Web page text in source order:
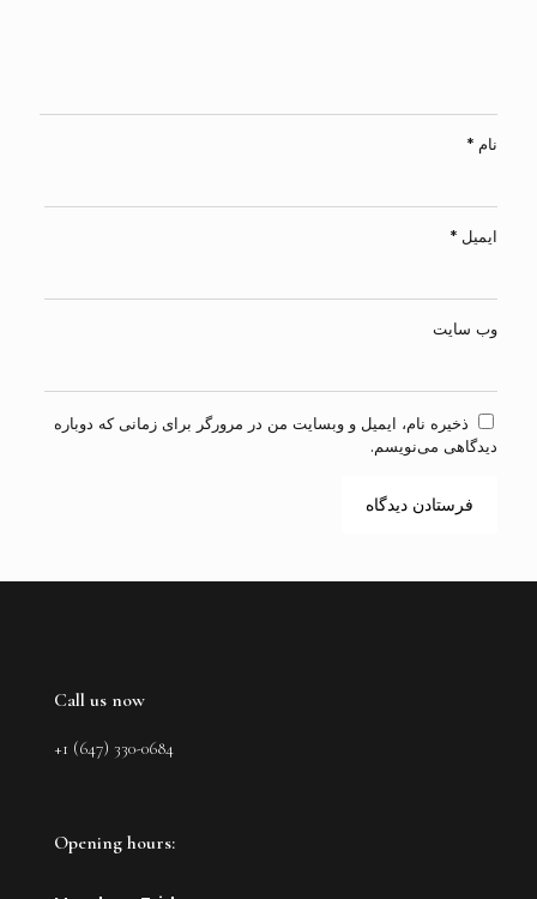
نام *
ایمیل *
وب‌ سایت
ذخیره نام، ایمیل و وبسایت من در مرورگر برای زمانی که دوباره
دیدگاهی می‌نویسم.
Call us now
+1 (647) 330-0684
Opening hours: